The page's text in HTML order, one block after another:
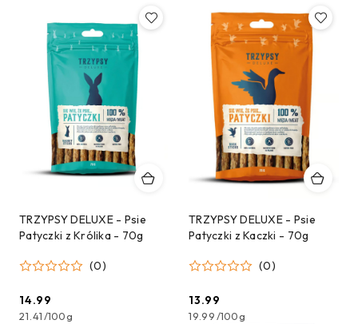
TRZYPSY DELUXE - Psie
Patyczki z Królika - 70g
(0)
Cena:
14.99
21.41/100g
TRZYPSY DELUXE - Psie
Patyczki z Kaczki - 70g
(0)
Cena:
13.99
19.99/100g